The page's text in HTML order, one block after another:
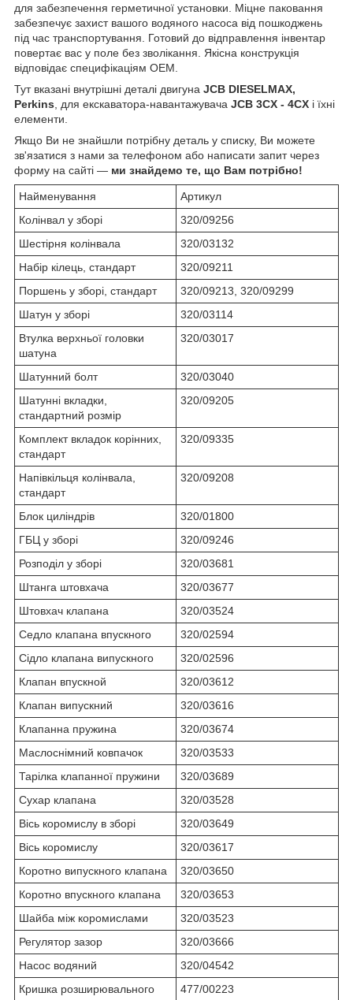
для забезпечення герметичної установки. Міцне паковання
забезпечує захист вашого водяного насоса від пошкоджень
під час транспортування. Готовий до відправлення інвентар
повертає вас у поле без зволікання. Якісна конструкція
відповідає специфікаціям OEM.
Тут вказані внутрішні деталі двигуна JCB DIESELMAX,
Perkins , для екскаватора-навантажувача JCB 3CX - 4CX і їхні
елементи.
Якщо Ви не знайшли потрібну деталь у списку, Ви можете
зв'язатися з нами за телефоном або написати запит через
форму на сайті — ми знайдемо те, що Вам потрібно!
Найменування
Артикул
Колінвал у зборі
320/09256
Шестірня колінвала
320/03132
Набір кілець, стандарт
320/09211
Поршень у зборі, стандарт
320/09213, 320/09299
Шатун у зборі
320/03114
Втулка верхньої головки
шатуна
320/03017
Шатунний болт
320/03040
Шатунні вкладки,
стандартний розмір
320/09205
Комплект вкладок корінних,
стандарт
320/09335
Напівкільця колінвала,
стандарт
320/09208
Блок циліндрів
320/01800
ГБЦ у зборі
320/09246
Розподіл у зборі
320/03681
Штанга штовхача
320/03677
Штовхач клапана
320/03524
Седло клапана впускного
320/02594
Сідло клапана випускного
320/02596
Клапан впускной
320/03612
Клапан випускний
320/03616
Клапанна пружина
320/03674
Маслоснімний ковпачок
320/03533
Тарілка клапанної пружини
320/03689
Сухар клапана
320/03528
Вісь коромислу в зборі
320/03649
Вісь коромислу
320/03617
Коротно випускного клапана
320/03650
Коротно впускного клапана
320/03653
Шайба між коромислами
320/03523
Регулятор зазор
320/03666
Насос водяний
320/04542
Кришка розширювального
477/00223